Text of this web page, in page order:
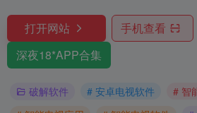
打开网站
手机查看
深夜18*APP合集
破解软件 # 安卓电视软件
# 智